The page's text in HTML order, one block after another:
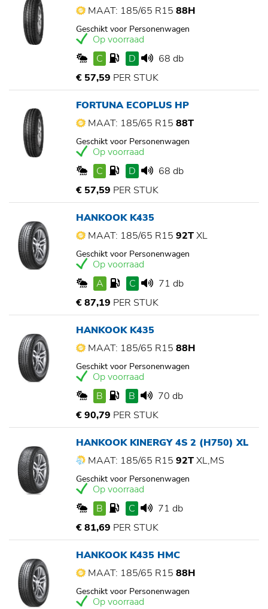
MAAT: 185/65 R15 88H
Geschikt voor Personenwagen
Op voorraad
C
D
68 db
€ 57,59 PER STUK
FORTUNA ECOPLUS HP
MAAT: 185/65 R15 88T
Geschikt voor Personenwagen
Op voorraad
C
D
68 db
€ 57,59 PER STUK
HANKOOK K435
MAAT: 185/65 R15 92TXL
Geschikt voor Personenwagen
Op voorraad
A
C
71 db
€ 87,19 PER STUK
HANKOOK K435
MAAT: 185/65 R15 88H
Geschikt voor Personenwagen
Op voorraad
B
B
70 db
€ 90,79 PER STUK
HANKOOK KINERGY 4S 2 (H750) XL
MAAT: 185/65 R15 92TXL,MS
Geschikt voor Personenwagen
Op voorraad
B
C
71 db
€ 81,69 PER STUK
HANKOOK K435 HMC
MAAT: 185/65 R15 88H
Geschikt voor Personenwagen
Op voorraad